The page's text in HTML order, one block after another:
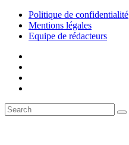
Politique de confidentialité
Mentions légales
Equipe de rédacteurs